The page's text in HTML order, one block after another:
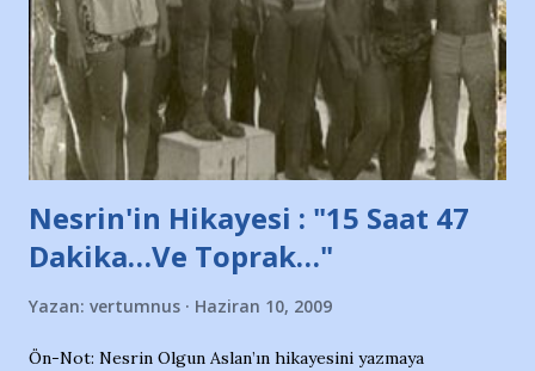
ait tanıtıcı ilanların asılmasına izin veren Bursa Büyükşehir
Belediyesi ile mağazaların bulunduğu alışveriş merkezlerini
de kınıyoruz'' diye de eklemiş .. Blogumuzda okuduğum bu
yazının hemen ardından bu habe...
Nesrin'in Hikayesi : "15 Saat 47
Dakika…Ve Toprak…"
Yazan: vertumnus Haziran 10, 2009
Ön-Not: Nesrin Olgun Aslan’ın hikayesini yazmaya